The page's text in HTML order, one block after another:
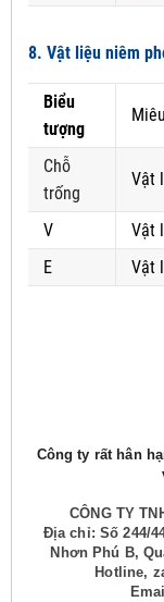
8. Vật liệu niêm
Biểu
tượng
Chỗ
trống
Vật
V
Vật
E
Vật
Công ty rất hân
CÔNG TY
Địa chỉ: Số 244/
Nhơn Phú B,
Hotline,